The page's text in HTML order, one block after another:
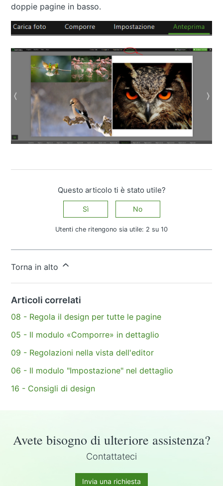
doppie pagine in basso.
Questo articolo ti è stato utile?
Sì No
Utenti che ritengono sia utile: 2 su 10
Torna in alto
Articoli correlati
08 - Regola il design per tutte le pagine
05 - Il modulo «Comporre» in dettaglio
09 - Regolazioni nella vista dell'editor
06 - Il modulo "Impostazione" nel dettaglio
16 - Consigli di design
Avete bisogno di ulteriore assistenza?
Contattateci
Invia una richiesta